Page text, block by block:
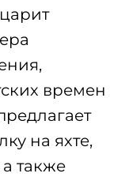
времен
на яхте,
также